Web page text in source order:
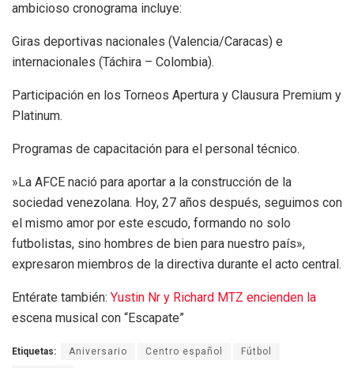
ambicioso cronograma incluye:
​Giras deportivas nacionales (Valencia/Caracas) e
internacionales (Táchira – Colombia).
​Participación en los Torneos Apertura y Clausura Premium y
Platinum.
​Programas de capacitación para el personal técnico.
​»La AFCE nació para aportar a la construcción de la
sociedad venezolana. Hoy, 27 años después, seguimos con
el mismo amor por este escudo, formando no solo
futbolistas, sino hombres de bien para nuestro país»,
expresaron miembros de la directiva durante el acto central.
Entérate también: Yustin Nr y Richard MTZ encienden la
escena musical con “Escapate”
Etiquetas: Aniversario Centro español Fútbol